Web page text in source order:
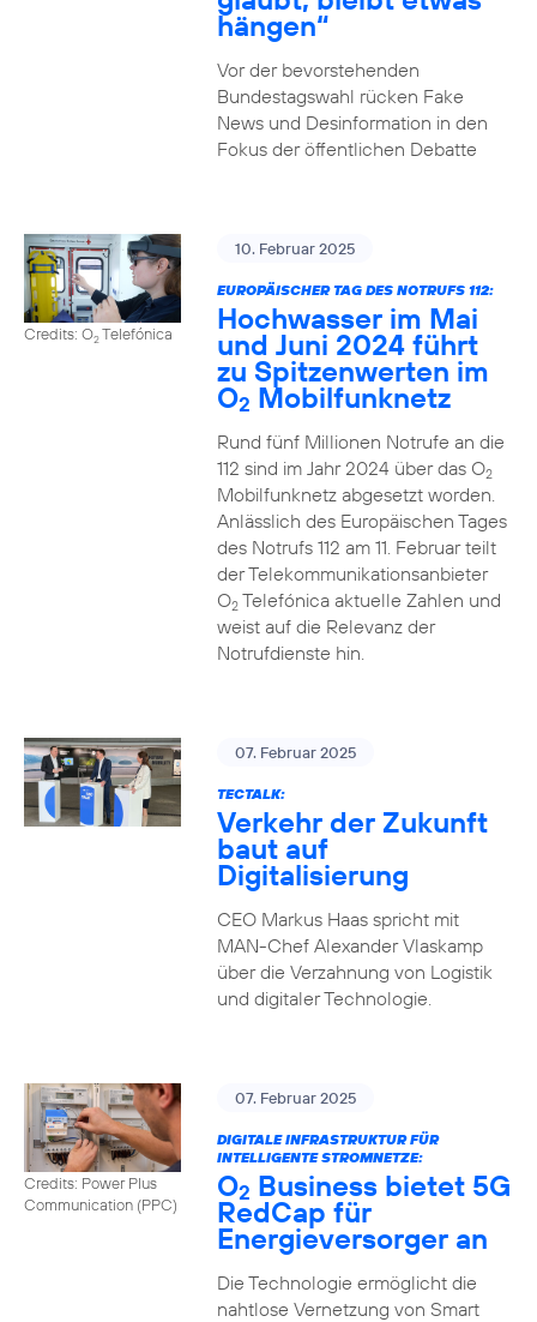
hängen“
Vor der bevorstehenden
Bundestagswahl rücken Fake
News und Desinformation in den
Fokus der öffentlichen Debatte
Credits: O2Telefónica
10. Februar 2025
EUROPÄISCHER TAG DES NOTRUFS 112:
Hochwasser im Mai
und Juni 2024 führt
zu Spitzenwerten im
O2 Mobilfunknetz
Rund fünf Millionen Notrufe an die
112 sind im Jahr 2024 über das O2
Mobilfunknetz abgesetzt worden.
Anlässlich des Europäischen Tages
des Notrufs 112 am 11. Februar teilt
der Telekommunikationsanbieter
O2Telefónica aktuelle Zahlen und
weist auf die Relevanz der
Notrufdienste hin.
07. Februar 2025
TECTALK:
Verkehr der Zukunft
baut auf
Digitalisierung
CEO Markus Haas spricht mit
MAN-Chef Alexander Vlaskamp
über die Verzahnung von Logistik
und digitaler Technologie.
Credits: Power Plus
Communication (PPC)
07. Februar 2025
DIGITALE INFRASTRUKTUR FÜR
INTELLIGENTE STROMNETZE:
O2 Business bietet 5G
RedCap für
Energieversorger an
Die Technologie ermöglicht die
nahtlose Vernetzung von Smart